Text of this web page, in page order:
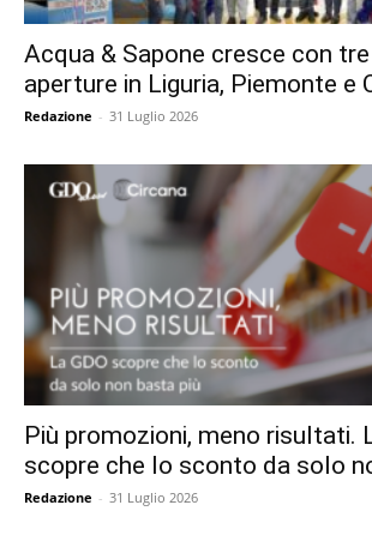
Acqua & Sapone cresce con
aperture in Liguria, Piemonte e
Redazione - 31 Luglio 2026
Più promozioni, meno risultati.
scopre che lo sconto da solo
Redazione - 31 Luglio 2026